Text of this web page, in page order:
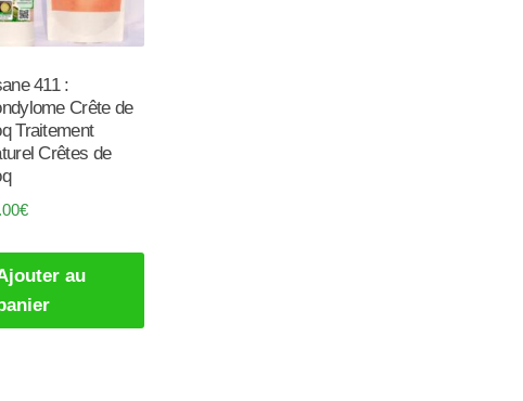
411 :
Crête de
Traitement
Crêtes de
€
au